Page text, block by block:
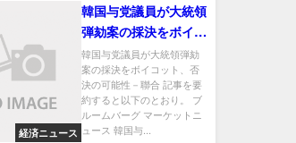
経済ニュース
韓国与党議員が大統領
弾劾案の採決をボイコ
ット、否決の可能性－
聯合
韓国与党議員が大統領弾劾
案の採決をボイコット、否
決の可能性－聯合 記事を要
約すると以下のとおり。 ブ
ルームバーグ マーケットニ
ュース 韓国与...